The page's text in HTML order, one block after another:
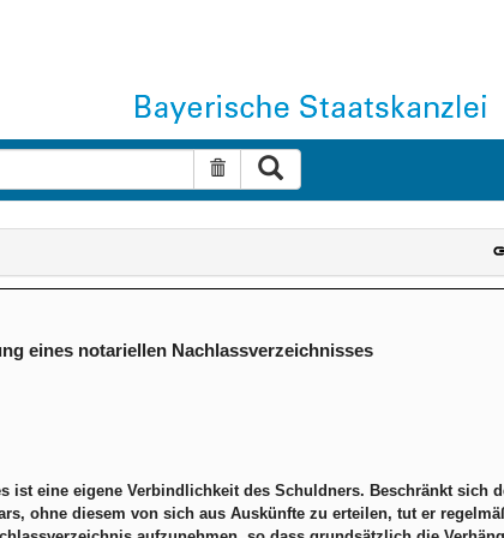
Suche zurücksetzen
eines notariellen Nachlassverzeichnisses
ist eine eigene Verbindlichkeit des Schuldners. Beschränkt sich
ohne diesem von sich aus Auskünfte zu erteilen, tut er